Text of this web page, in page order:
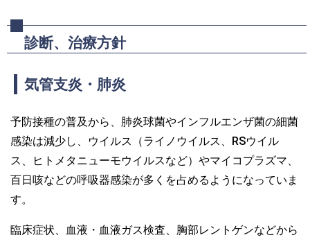
診断、治療方針
気管支炎・肺炎
予防接種の普及から、肺炎球菌やインフルエンザ菌の細菌
感染は減少し、ウイルス（ライノウイルス、RSウイル
ス、ヒトメタニューモウイルスなど）やマイコプラズマ、
百日咳などの呼吸器感染が多くを占めるようになっていま
す。
臨床症状、血液・血液ガス検査、胸部レントゲンなどから